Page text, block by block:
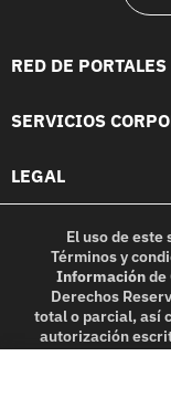
RED DE PORTALES
SERVICIOS
LEGAL
El uso de
Términos y
Informaciónde
Derechos
total o parcial, así
autorización
in part, or